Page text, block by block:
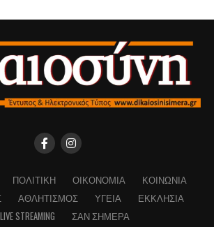
ΠΟΛΙΤΙΚΉ ΟΙΚΟΝΟΜΊΑ
ΚΟΙΝΩΝΊΑ
ΑΘΛΗΤΙΣΜΌΣ ΥΓΕΊΑ
ΕΚΚΛΗΣΊΑ
LIVE STREAMING
ΣΑΝ ΣΉΜΕΡΑ